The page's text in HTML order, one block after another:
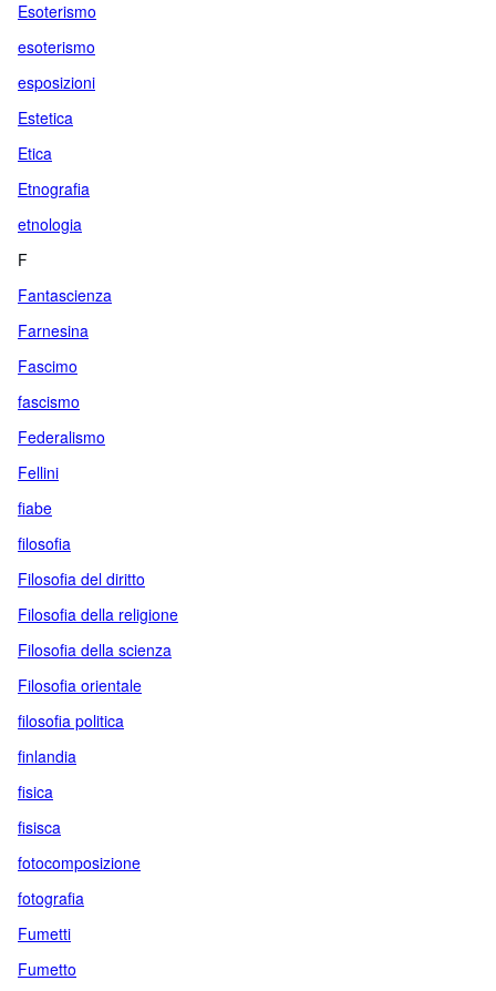
Esoterismo
esoterismo
esposizioni
Estetica
Etica
Etnografia
etnologia
F
Fantascienza
Farnesina
Fascimo
fascismo
Federalismo
Fellini
fiabe
filosofia
Filosofia del diritto
Filosofia della religione
Filosofia della scienza
Filosofia orientale
filosofia politica
finlandia
fisica
fisisca
fotocomposizione
fotografia
Fumetti
Fumetto